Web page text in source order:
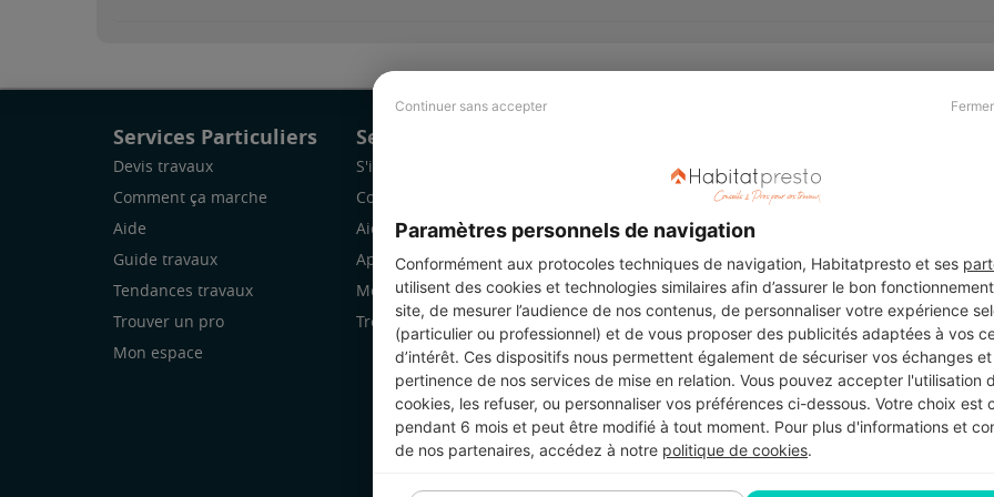
Continuer sans accepter
Paramètres personnels de navigation
Conformément aux protocoles techniques de navigation, Habitatpresto et ses
utilisent des cookies et technologies similaires afin d’assurer le bon
site, de mesurer l’audience de nos contenus, de personnaliser votre expérience
(particulier ou professionnel) et de vous proposer des publicités adaptées à vos
d’intérêt. Ces dispositifs nous permettent également de sécuriser vos échanges
pertinence de nos services de mise en relation. Vous pouvez accepter l'utilisation
cookies, les refuser, ou personnaliser vos préférences ci-dessous. Votre choix est
pendant 6 mois et peut être modifié à tout moment. Pour plus d'informations et
de nos partenaires, accédez à notre politique de cookies.
Services Particuliers
Devis travaux
Comment ça marche
Aide
Guide travaux
Tendances travaux
Trouver un pro
Mon espace
Services Pro
S'inscrire
Comment ça marche
Aide
Application Mobile
Mon espace
Trouver des chantiers
Revue de presse
Légal
Charte cookies
Suivez-nous